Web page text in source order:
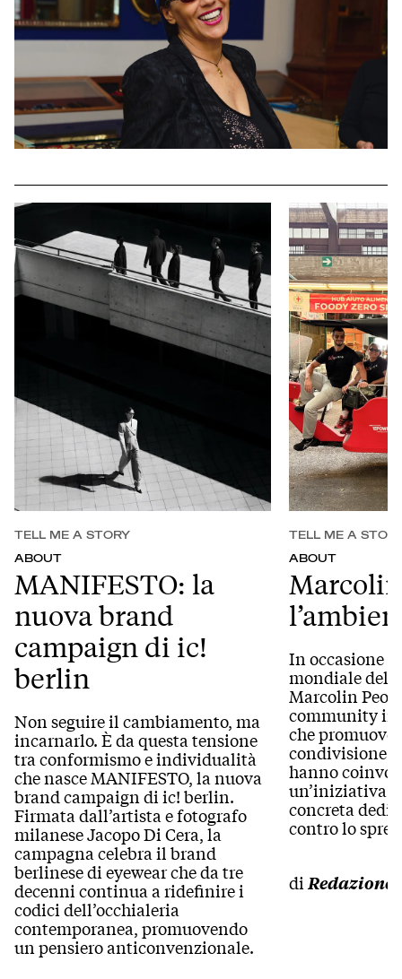
TELL ME A STORY
ABOUT
MANIFESTO: la
nuova brand
campaign di ic!
berlin
Non seguire il cambiamento, ma
incarnarlo. È da questa tensione
tra conformismo e individualità
che nasce MANIFESTO, la nuova
brand campaign di ic! berlin.
Firmata dall’artista e fotografo
milanese Jacopo Di Cera, la
campagna celebra il brand
berlinese di eyewear che da tre
decenni continua a ridefinire i
codici dell’occhialeria
contemporanea, promuovendo
un pensiero anticonvenzionale.
TELL ME A
ABOUT
In occasione
mondiale
Marcolin
community
che
condivisione
hanno
un’iniziativa
concreta
contro lo
di Redazione